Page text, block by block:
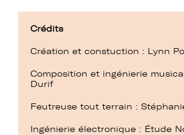
Crédits
Création et constuction : Lynn
Composition et ingénierie
Durif
Feutreuse tout terrain :
Ingénierie électronique : Étude